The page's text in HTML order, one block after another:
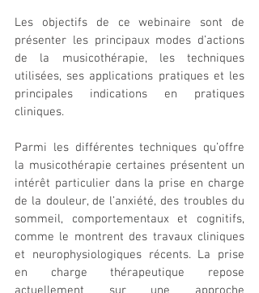
Les objectifs de ce webinaire sont de
présenter les principaux modes d’actions
de la musicothérapie, les techniques
utilisées, ses applications pratiques et les
principales indications en pratiques
cliniques.
Parmi les différentes techniques qu’offre
la musicothérapie certaines présentent un
intérêt particulier dans la prise en charge
de la douleur, de l’anxiété, des troubles du
sommeil, comportementaux et cognitifs,
comme le montrent des travaux cliniques
et neurophysiologiques récents. La prise
en charge thérapeutique repose